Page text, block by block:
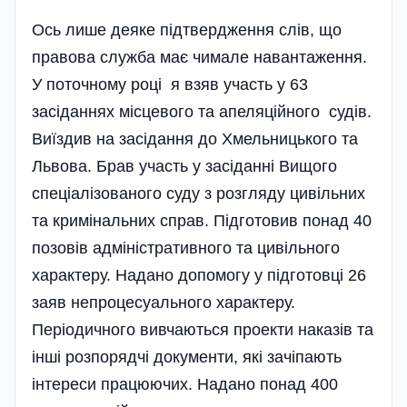
Ось лише деяке підтвердження слів, що
правова служба має чимале навантаження.
У поточному році я взяв участь у 63
засіданнях місцевого та апеляційного судів.
Виїздив на засідання до Хмельницького та
Львова. Брав участь у засіданні Вищого
спеціалізованого суду з розгляду цивільних
та кримінальних справ. Підготовив понад 40
позовів адміністративного та цивільного
характеру. Надано допомогу у підготовці 26
заяв непроцесуального характеру.
Періодичного вивчаються проекти наказів та
інші розпорядчі документи, які зачіпають
інтереси працюючих. Надано понад 400